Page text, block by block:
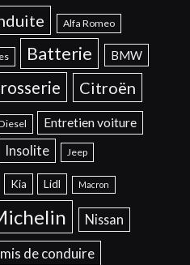
Alfa Romeo
Batterie BMW
Citroën
Entretien voiture
Insolite Jeep
Kia Lidl Macron
Nissan
de conduire